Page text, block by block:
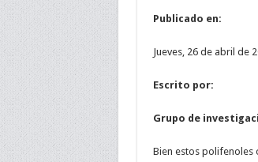
Publicado en:
Jueves, 26 de abril de
Escrito por:
Grupo de
Bien estos polifenoles